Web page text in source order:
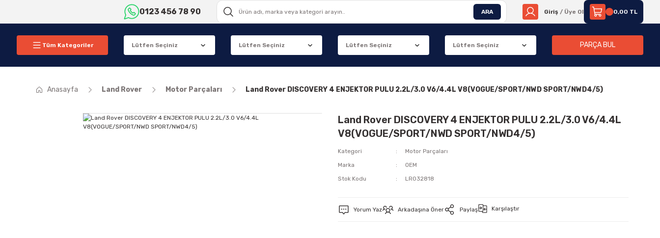
0123 456 78 90 ARA Giriş / Üye Ol 0,00 TL
Tüm Kategoriler PARÇA BUL
Anasayfa Land Rover Motor Parçaları Land Rover DISCOVERY 4 ENJEKTOR PULU 2.2L/3.0 V6/4.4L V8(VOGUE/SPORT/NWD SPORT/NWD4/5)
Land Rover DISCOVERY 4 ENJEKTOR PULU 2.2L/3.0 V6/4.4L
V8(VOGUE/SPORT/NWD SPORT/NWD4/5)
Kategori
Motor Parçaları
Marka
OEM
Stok Kodu
LR032818
Yorum Yaz Arkadaşına Öner Paylaş Karşılaştır